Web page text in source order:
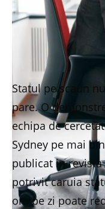
Statul pe scaun
pare. O
echipa de
Sydney pe mai
publicat in revista
potrivit caruia
ore pe zi poate